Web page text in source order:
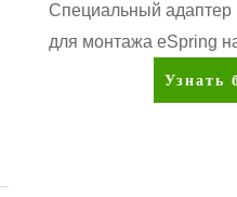
Специальный адаптер
для монтажа eSpring
Узнать